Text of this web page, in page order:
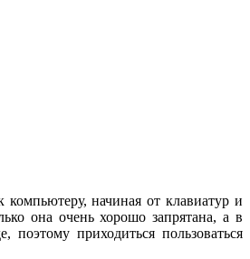
начиная от клавиатур и
она очень хорошо запрятана, а в
приходиться пользоваться